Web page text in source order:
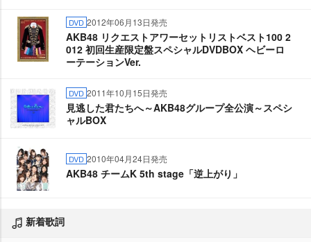
DVD 2012年06月13日発売
AKB48 リクエストアワーセットリストベスト100 2
012 初回生産限定盤スペシャルDVDBOX ヘビーロ
ーテーションVer.
DVD 2011年10月15日発売
見逃した君たちへ～AKB48グループ全公演～スペシ
ャルBOX
DVD 2010年04月24日発売
AKB48 チームK 5th stage「逆上がり」
新着歌詞